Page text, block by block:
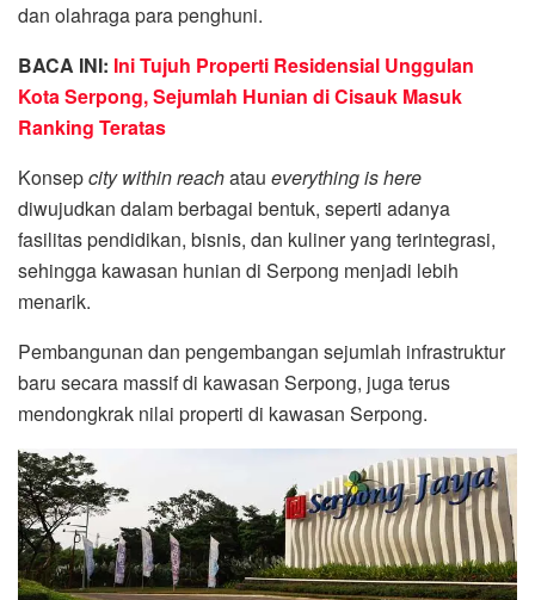
dan olahraga para penghuni.
BACA INI: Ini Tujuh Properti Residensial Unggulan
Kota Serpong, Sejumlah Hunian di Cisauk Masuk
Ranking Teratas
Konsepcity within reachatau everything is here
diwujudkan dalam berbagai bentuk, seperti adanya
fasilitas pendidikan, bisnis, dan kuliner yang terintegrasi,
sehingga kawasan hunian di Serpong menjadi lebih
menarik.
Pembangunan dan pengembangan sejumlah infrastruktur
baru secara massif di kawasan Serpong, juga terus
mendongkrak nilai properti di kawasan Serpong.